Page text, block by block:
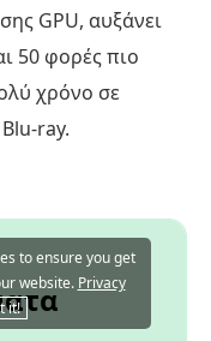
GPU, αυξάνει
50 φορές πιο
χρόνο σε
ray.
to ensure you get
website. Privacy
it!